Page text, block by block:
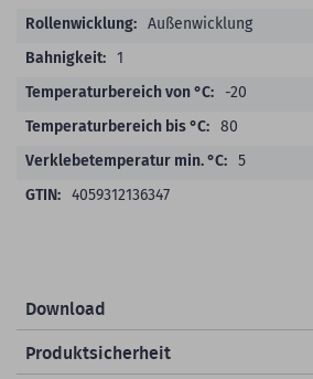
Außenwicklung
1
-20
80
5
4059312136347
Download
Produktsicherheit